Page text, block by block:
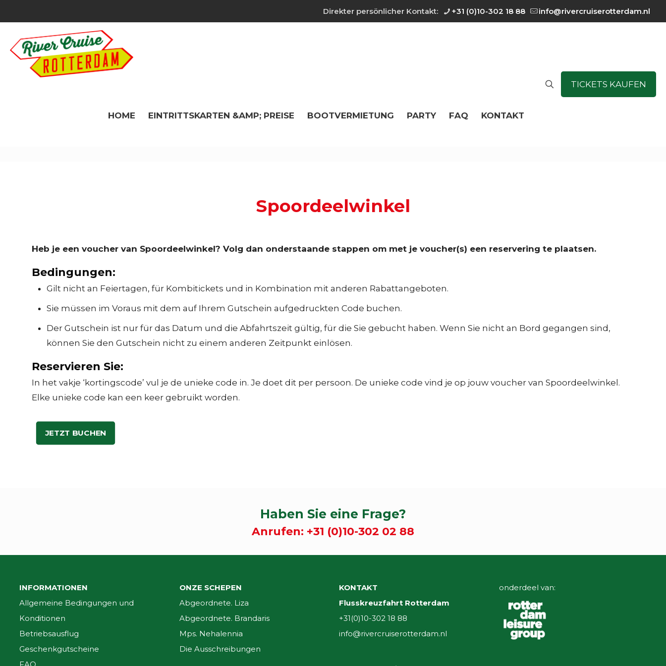
Direkter persönlicher Kontakt: +31 (0)10-302 18 88 info@rivercruiserotterdam.nl
HOME EINTRITTSKARTEN &AMP; PREISE BOOTVERMIETUNG PARTY FAQ KONTAKT
TICKETS KAUFEN
Spoordeelwinkel
Heb je een voucher van Spoordeelwinkel? Volg dan onderstaande stappen om met je voucher(s) een reservering te plaatsen.
Bedingungen:
Gilt nicht an Feiertagen, für Kombitickets und in Kombination mit anderen Rabattangeboten.
Sie müssen im Voraus mit dem auf Ihrem Gutschein aufgedruckten Code buchen.
Der Gutschein ist nur für das Datum und die Abfahrtszeit gültig, für die Sie gebucht haben. Wenn Sie nicht an Bord gegangen sind,
können Sie den Gutschein nicht zu einem anderen Zeitpunkt einlösen.
Reservieren Sie:
In het vakje ‘kortingscode’ vul je de unieke code in. Je doet dit per persoon. De unieke code vind je op jouw voucher van Spoordeelwinkel.
Elke unieke code kan een keer gebruikt worden.
JETZT BUCHEN
Haben Sie eine Frage?
Anrufen: +31 (0)10-302 02 88
INFORMATIONEN
Allgemeine Bedingungen und
Konditionen
Betriebsausflug
Geschenkgutscheine
ONZE SCHEPEN
Abgeordnete. Liza
Abgeordnete. Brandaris
Mps. Nehalennia
Die Ausschreibungen
KONTAKT
Flusskreuzfahrt Rotterdam
+31(0)10-302 18 88
info@rivercruiserotterdam.nl
onderdeel van: